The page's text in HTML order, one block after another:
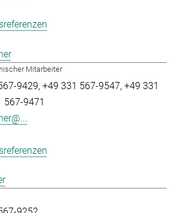
Mitarbeiter
9429 +49 331 567-9547 +49 331
567-9471